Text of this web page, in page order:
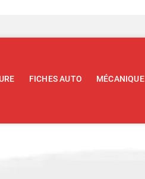
FICHES AUTO MÉCANIQUE